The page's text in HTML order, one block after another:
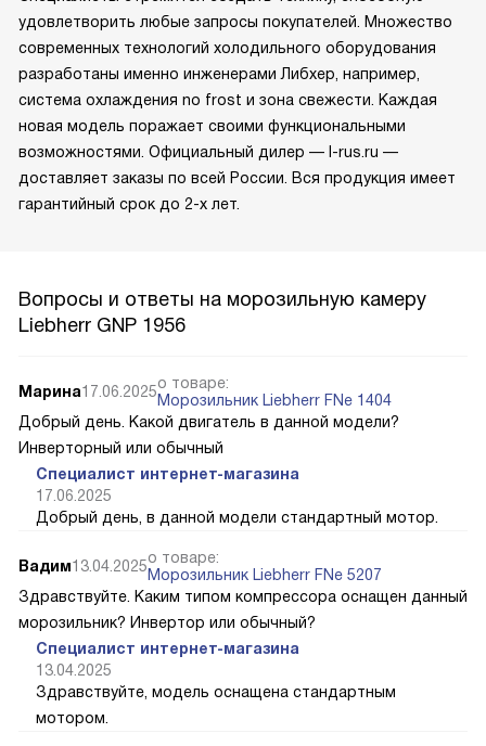
удовлетворить любые запросы покупателей. Множество
современных технологий холодильного оборудования
разработаны именно инженерами Либхер, например,
система охлаждения no frost и зона свежести. Каждая
новая модель поражает своими функциональными
возможностями. Официальный дилер — l-rus.ru —
доставляет заказы по всей России. Вся продукция имеет
гарантийный срок до 2-х лет.
Вопросы и ответы на морозильную камеру
Liebherr GNP 1956
Марина17.06.2025о товаре:
Морозильник Liebherr FNe 1404
Добрый день. Какой двигатель в данной модели?
Инверторный или обычный
Специалист интернет-магазина
17.06.2025
Добрый день, в данной модели стандартный мотор.
Вадим13.04.2025о товаре:
Морозильник Liebherr FNe 5207
Здравствуйте. Каким типом компрессора оснащен данный
морозильник? Инвертор или обычный?
Специалист интернет-магазина
13.04.2025
Здравствуйте, модель оснащена стандартным
мотором.